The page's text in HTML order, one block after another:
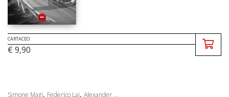
CARTACEO
€ 9,90
Simone Magi, Federico Lai, Alexander ...